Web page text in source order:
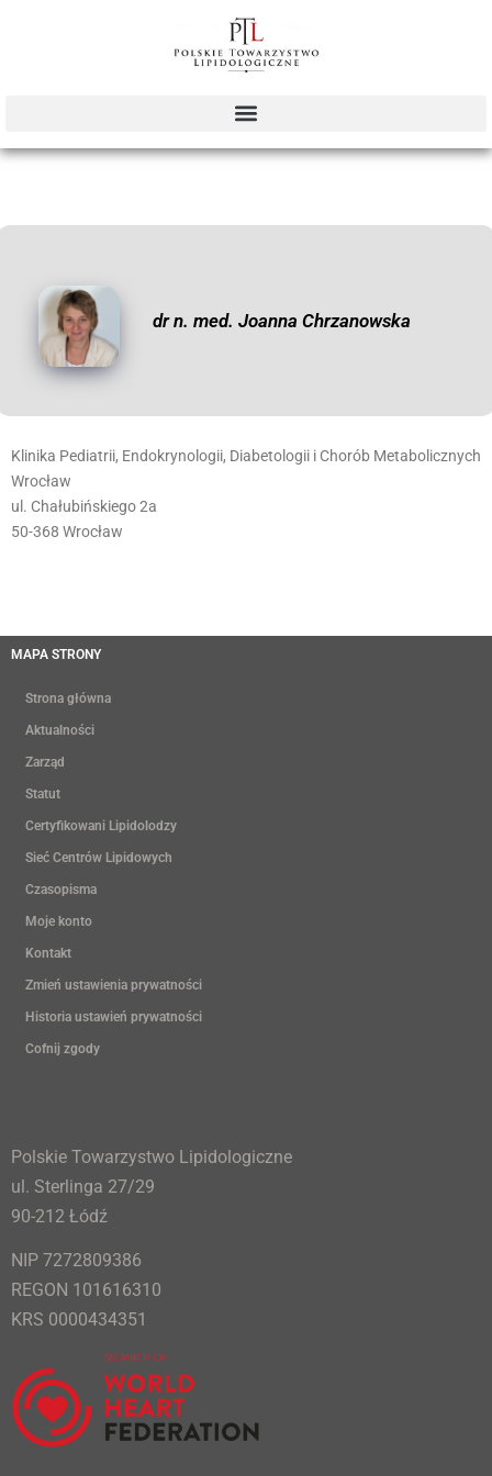
dr n. med. Joanna Chrzanowska
Klinika Pediatrii, Endokrynologii, Diabetologii i Chorób Metabolicznych
Wrocław
ul. Chałubińskiego 2a
50-368 Wrocław
MAPA STRONY
Strona główna
Aktualności
Zarząd
Statut
Certyfikowani Lipidolodzy
Sieć Centrów Lipidowych
Czasopisma
Moje konto
Kontakt
Zmień ustawienia prywatności
Historia ustawień prywatności
Cofnij zgody
Polskie Towarzystwo Lipidologiczne
ul. Sterlinga 27/29
90-212 Łódź
NIP 7272809386
REGON 101616310
KRS 0000434351